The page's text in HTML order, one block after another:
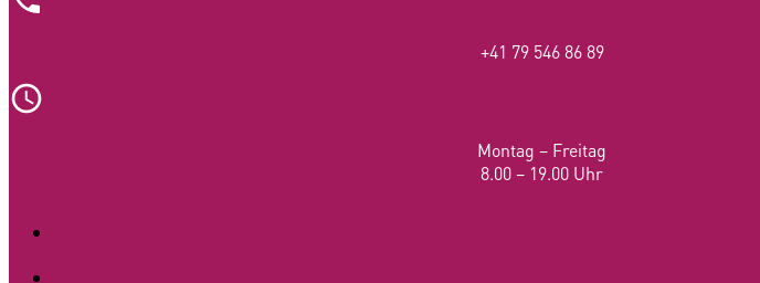
+41 79 546 86 89
Montag – Freitag
8.00 – 19.00 Uhr